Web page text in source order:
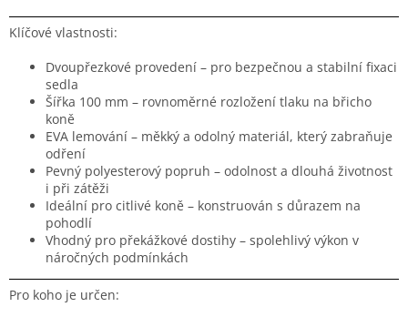
Klíčové vlastnosti:
Dvoupřezkové provedení – pro bezpečnou a stabilní fixaci
sedla
Šířka 100 mm – rovnoměrné rozložení tlaku na břicho
koně
EVA lemování – měkký a odolný materiál, který zabraňuje
odření
Pevný polyesterový popruh – odolnost a dlouhá životnost
i při zátěži
Ideální pro citlivé koně – konstruován s důrazem na
pohodlí
Vhodný pro překážkové dostihy – spolehlivý výkon v
náročných podmínkách
Pro koho je určen: